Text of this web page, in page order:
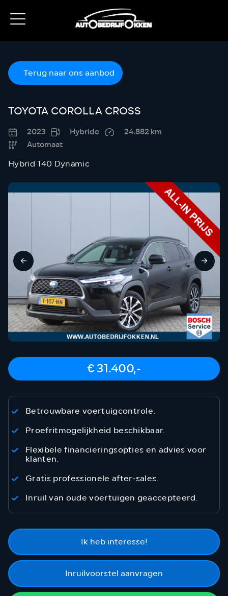
Terug naar ons aanbod
TOYOTA COROLLA CROSS
2023 Hybride
24.882 km
Automaat
Hybrid 140 Dynamic
€ 31.400,-
Betrouwbare voertuigcontrole.
Proefritmogelijkheid beschikbaar.
Flexibele financieringsopties en advies voor
klanten.
Gratis professionele after-sales.
Inruil van oude voertuigen geaccepteerd.
Ik heb interesse!
Inruilvoorstel aanvragen